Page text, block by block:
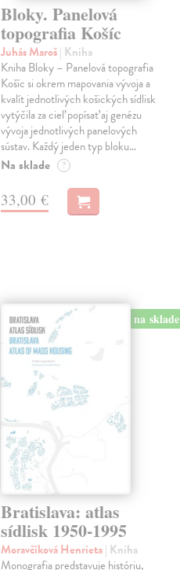
Bloky. Panelová
topografia Košíc
Juhás Maroš| Kniha
Kniha Bloky – Panelová topografia
Košíc si okrem mapovania vývoja a
kvalít jednotlivých košických sídlisk
vytýčila za cieľ popísať aj genézu
vývoja jednotlivých panelových
sústav. Každý jeden typ bloku…
Na sklade ?
33,00 €
na sklade
Bratislava: atlas
sídlisk 1950-1995
Moravčíková Henrieta| Kniha
Monografia predstavuje históriu,